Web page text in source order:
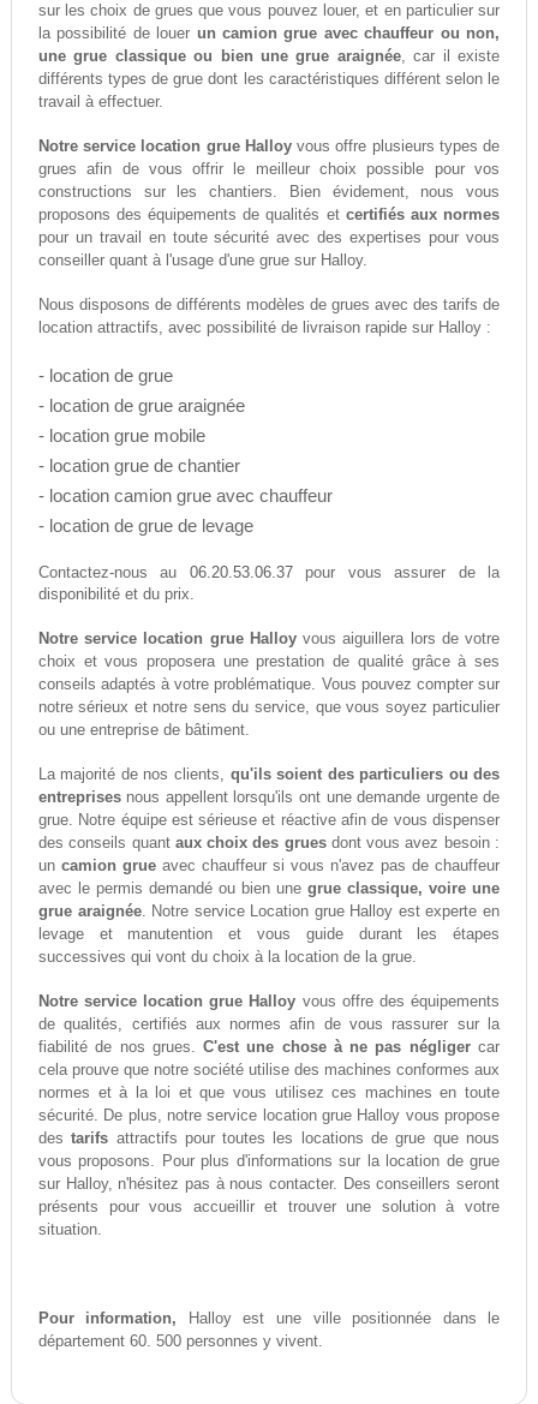
sur les choix de grues que vous pouvez louer, et en particulier sur
la possibilité de louer un camion grue avec chauffeur ou non,
une grue classique ou bien une grue araignée, car il existe
différents types de grue dont les caractéristiques différent selon le
travail à effectuer.
Notre service location grue Halloyvous offre plusieurs types de
grues afin de vous offrir le meilleur choix possible pour vos
constructions sur les chantiers. Bien évidement, nous vous
proposons des équipements de qualités et certifiés aux normes
pour un travail en toute sécurité avec des expertises pour vous
conseiller quant à l'usage d'une grue sur Halloy.
Nous disposons de différents modèles de grues avec des tarifs de
location attractifs, avec possibilité de livraison rapide sur Halloy :
- location de grue
- location de grue araignée
- location grue mobile
- location grue de chantier
- location camion grue avec chauffeur
- location de grue de levage
Contactez-nous au 06.20.53.06.37pour vous assurer de la
disponibilité et du prix.
Notre service location grue Halloyvous aiguillera lors de votre
choix et vous proposera une prestation de qualité grâce à ses
conseils adaptés à votre problématique. Vous pouvez compter sur
notre sérieux et notre sens du service, que vous soyez particulier
ou une entreprise de bâtiment.
La majorité de nos clients, qu'ils soient des particuliers ou des
entreprisesnous appellent lorsqu'ils ont une demande urgente de
grue. Notre équipe est sérieuse et réactive afin de vous dispenser
des conseils quant aux choix des gruesdont vous avez besoin :
un camion grueavec chauffeur si vous n'avez pas de chauffeur
avec le permis demandé ou bien unegrue classique, voire une
grue araignée. Notre service Location grue Halloy est experte en
levage et manutention et vous guide durant les étapes
successives qui vont du choix à la location de la grue.
Notre service location grue Halloy vous offre des équipements
de qualités, certifiés aux normes afin de vous rassurer sur la
fiabilité de nos grues.C'est une chose à ne pas négligercar
cela prouve que notre société utilise des machines conformes aux
normes et à la loi et que vous utilisez ces machines en toute
sécurité. De plus, notre service location grue Halloy vous propose
destarifs attractifs pour toutes les locations de grue que nous
vous proposons. Pour plus d'informations sur la location de grue
sur Halloy, n'hésitez pas à nous contacter. Des conseillers seront
présents pour vous accueillir et trouver une solution à votre
situation.
Pour information, Halloy est une ville positionnée dans le
département 60. 500 personnes y vivent.